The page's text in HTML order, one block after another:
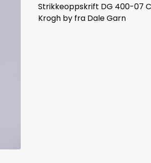
Strikkeoppskrift DG 400-07
Krogh by fra Dale Garn